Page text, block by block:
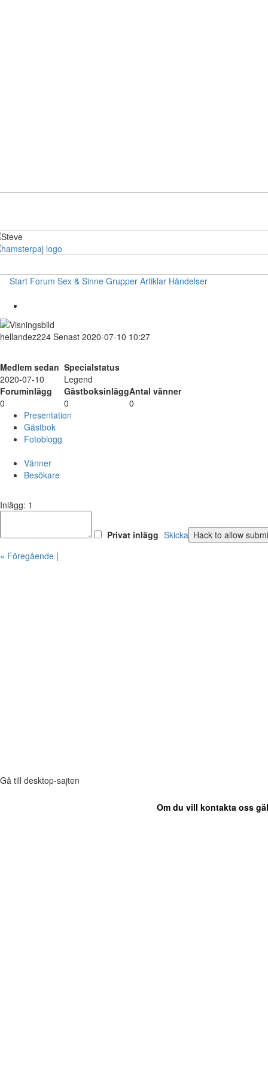
Start Forum Sex & Sinne Grupper Artiklar Händelser
hellandez224 Senast 2020-07-10 10:27
Medlem sedan Specialstatus
2020-07-10
Legend
Foruminlägg
GästboksinläggAntal vänner
0
0
0
Presentation
Gästbok
Fotoblogg
Vänner
Besökare
Inlägg: 1
Privat inlägg Skicka
« Föregående |
Gå till desktop-sajten
Om du vill kontakta oss